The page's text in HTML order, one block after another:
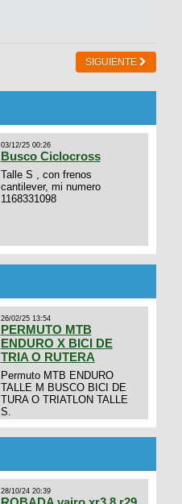
SIGUIENTE
03/12/25 00:26
Busco Ciclocross
Talle S , con frenos
cantilever, mi numero
1168331098
26/02/25 13:54
PERMUTO MTB
ENDURO X BICI DE
TRIA O RUTERA
Permuto MTB ENDURO
TALLE M BUSCO BICI DE
TURA O TRIATLON TALLE
S.
28/10/24 20:39